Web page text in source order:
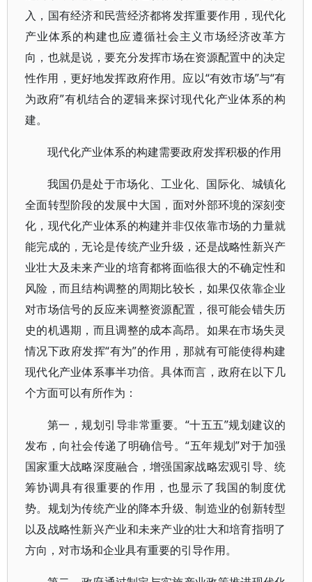
入，国有经济和民营经济都将发挥重要作用，现代化
产业体系的构建也应遵循社会主义市场经济改革方
向，也就是说，要充分发挥市场在资源配置中的决定
性作用，更好地发挥政府作用。应以“有效市场”与“有
为政府”有机结合的逻辑来探讨现代化产业体系的构
建。
现代化产业体系的构建需要政府发挥积极的作用
我国仍是处于市场化、工业化、国际化、城镇化
全面转型阶段的发展中大国，面对外部环境的深刻变
化，现代化产业体系的构建并非仅依靠市场的力量就
能完成的，无论是传统产业升级，还是战略性新兴产
业壮大及未来产业的培育都将面临很大的不确定性和
风险，而且结构调整的周期比较长，如果仅依靠企业
对市场信号的反应来调整资源配置，很可能会错失历
史的机遇期，而且调整的成本高昂。如果在市场失灵
情况下政府发挥“有为”的作用，那就有可能使得构建
现代化产业体系事半功倍。具体而言，政府在以下几
个方面可以有所作为：
第一，规划引导非常重要。“十五五”规划建议的
发布，向社会传递了明确信号。“五年规划”对于加强
国家重大战略深度融合，增强国家战略宏观引导、统
筹协调具有很重要的作用，也显示了我国的制度优
势。规划为传统产业的降本升级、制造业的创新转型
以及战略性新兴产业和未来产业的壮大和培育指明了
方向，对市场和企业具有重要的引导作用。